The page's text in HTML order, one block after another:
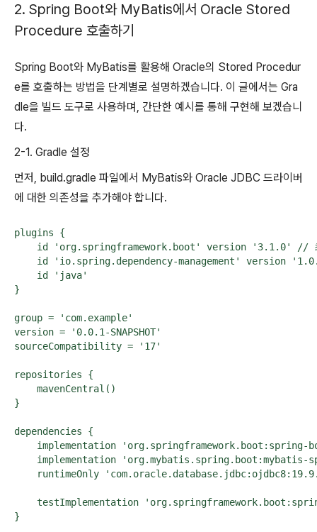
2. Spring Boot와 MyBatis에서 Oracle Stored
Procedure 호출하기
Spring Boot와 MyBatis를 활용해 Oracle의 Stored Procedur
e를 호출하는 방법을 단계별로 설명하겠습니다. 이 글에서는 Gra
dle을 빌드 도구로 사용하며, 간단한 예시를 통해 구현해 보겠습니
다.
2-1. Gradle 설정
먼저, build.gradle 파일에서 MyBatis와 Oracle JDBC 드라이버
에 대한 의존성을 추가해야 합니다.
plugins {
id 'org.springframework.boot' version '3.1.0' //
id 'io.spring.dependency-management' version
    id 'java'
}
group = 'com.example'
version = '0.0.1-SNAPSHOT'
sourceCompatibility = '17'
repositories {
    mavenCentral()
}
dependencies {
implementation 'org.springframework.boot:spring-
implementation 'org.mybatis.spring.boot:mybatis-
runtimeOnly
testImplementation
}